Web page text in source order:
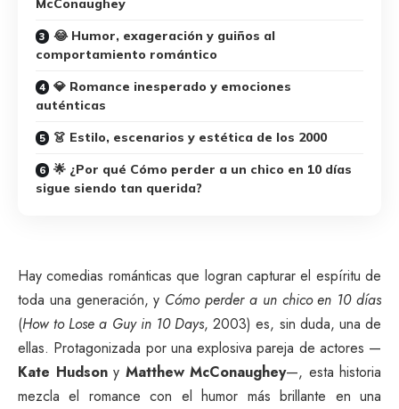
McConaughey
😂 Humor, exageración y guiños al
comportamiento romántico
💎 Romance inesperado y emociones
auténticas
👗 Estilo, escenarios y estética de los 2000
🌟 ¿Por qué Cómo perder a un chico en 10 días
sigue siendo tan querida?
Hay comedias románticas que logran capturar el espíritu de
toda una generación, y Cómo perder a un chico en 10 días
(How to Lose a Guy in 10 Days, 2003) es, sin duda, una de
ellas. Protagonizada por una explosiva pareja de actores —
Kate Hudsony Matthew McConaughey—, esta historia
mezcla el romance con el humor más brillante en una